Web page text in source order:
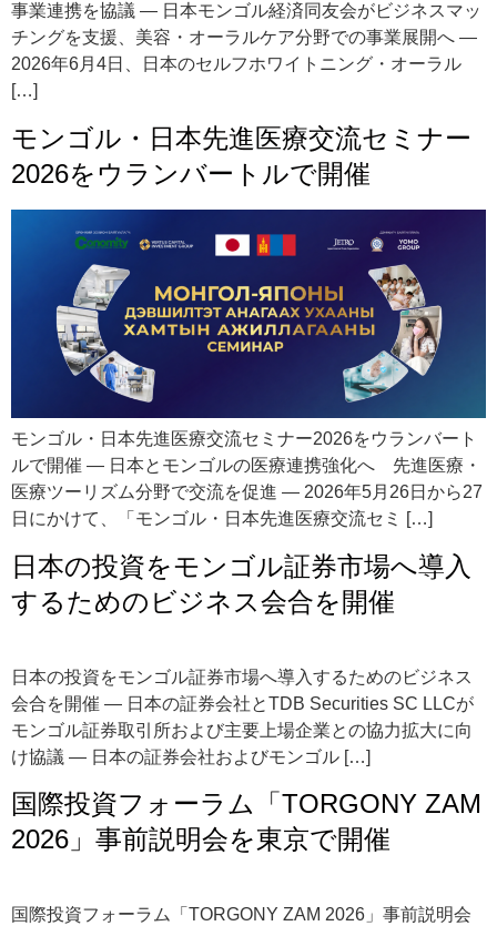
事業連携を協議 ― 日本モンゴル経済同友会がビジネスマッ
チングを支援、美容・オーラルケア分野での事業展開へ ―
2026年6月4日、日本のセルフホワイトニング・オーラル
[…]
モンゴル・日本先進医療交流セミナー
2026をウランバートルで開催
モンゴル・日本先進医療交流セミナー2026をウランバート
ルで開催 ― 日本とモンゴルの医療連携強化へ 先進医療・
医療ツーリズム分野で交流を促進 ― 2026年5月26日から27
日にかけて、「モンゴル・日本先進医療交流セミ […]
日本の投資をモンゴル証券市場へ導入
するためのビジネス会合を開催
日本の投資をモンゴル証券市場へ導入するためのビジネス
会合を開催 ― 日本の証券会社とTDB Securities SC LLCが
モンゴル証券取引所および主要上場企業との協力拡大に向
け協議 ― 日本の証券会社およびモンゴル […]
国際投資フォーラム「TORGONY ZAM
2026」事前説明会を東京で開催
国際投資フォーラム「TORGONY ZAM 2026」事前説明会